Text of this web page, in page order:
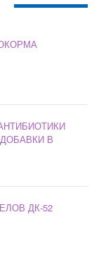
В
ДК-52